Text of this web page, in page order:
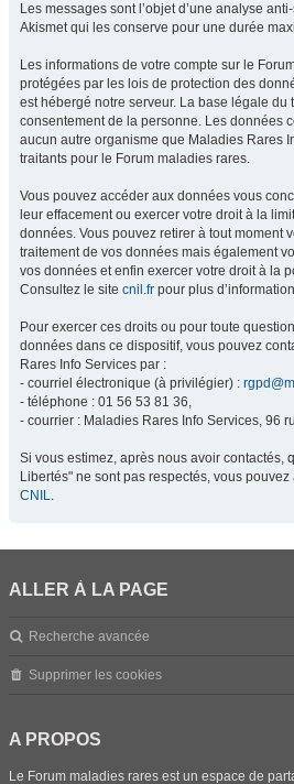
Les messages sont l’objet d’une analyse
Akismet qui les conserve pour une durée
Les informations de votre compte sur le
protégées par les lois de protection des
est hébergé notre serveur. La base légale du
consentement de la personne. Les données
aucun autre organisme que Maladies Rares
traitants pour le Forum maladies rares.
Vous pouvez accéder aux données vous
leur effacement ou exercer votre droit à la
données. Vous pouvez retirer à tout moment
traitement de vos données mais également
vos données et enfin exercer votre droit à la
Consultez le site cnil.fr pour plus
Pour exercer ces droits ou pour toute
données dans ce dispositif, vous pouvez
Rares Info Services par :
- courriel électronique (à privilégier) :
- téléphone : 01 56 53 81 36,
- courrier : Maladies Rares Info Services, 96
Si vous estimez, après nous avoir contactés,
Libertés" ne sont pas respectés, vous
CNIL.
ALLER À LA PAGE
Recherche avancée
Supprimer les cookies
A PROPOS
Le Forum maladies rares est un espace de